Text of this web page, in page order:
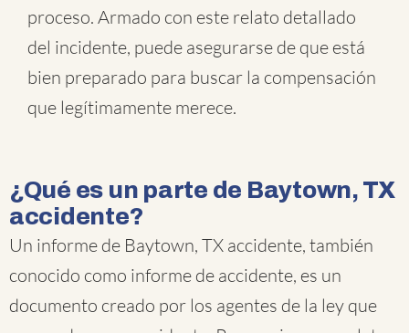
proceso. Armado con este relato detallado
del incidente, puede asegurarse de que está
bien preparado para buscar la compensación
que legítimamente merece.
¿Qué es un parte de Baytown, TX
accidente?
Un informe de Baytown, TX accidente, también
conocido como informe de accidente, es un
documento creado por los agentes de la ley que